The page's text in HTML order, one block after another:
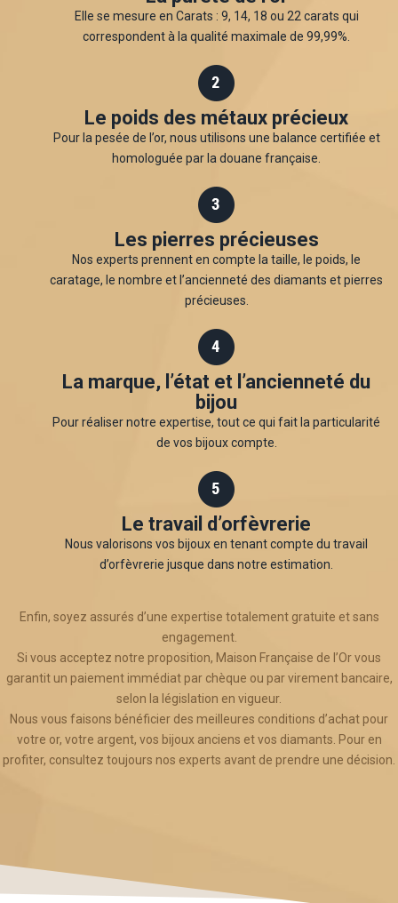
Elle se mesure en Carats : 9, 14, 18 ou 22 carats qui
correspondent à la qualité maximale de 99,99%.
Le poids des métaux précieux
Pour la pesée de l’or, nous utilisons une balance certifiée et
homologuée par la douane française.
Les pierres précieuses
Nos experts prennent en compte la taille, le poids, le
caratage, le nombre et l’ancienneté des diamants et pierres
précieuses.
La marque, l’état et l’ancienneté du
bijou
Pour réaliser notre expertise, tout ce qui fait la particularité
de vos bijoux compte.
Le travail d’orfèvrerie
Nous valorisons vos bijoux en tenant compte du travail
d’orfèvrerie jusque dans notre estimation.
Enfin, soyez assurés d’une expertise totalement gratuite et sans
engagement.
Si vous acceptez notre proposition, Maison Française de l’Or vous
garantit un paiement immédiat par chèque ou par virement bancaire,
selon la législation en vigueur.
Nous vous faisons bénéficier des meilleures conditions d’achat pour
votre or, votre argent, vos bijoux anciens et vos diamants. Pour en
profiter, consultez toujours nos experts avant de prendre une décision.